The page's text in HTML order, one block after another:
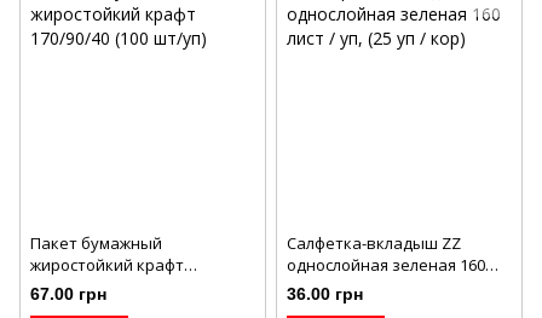
Пакет бумажный
жиростойкий крафт
170/90/40 (100 шт/уп)
67.00 грн
Салфетка-вкладыш ZZ
однослойная зеленая 160
лист / уп, (25 уп / кор)
36.00 грн